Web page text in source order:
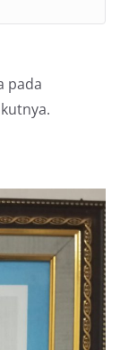
pada